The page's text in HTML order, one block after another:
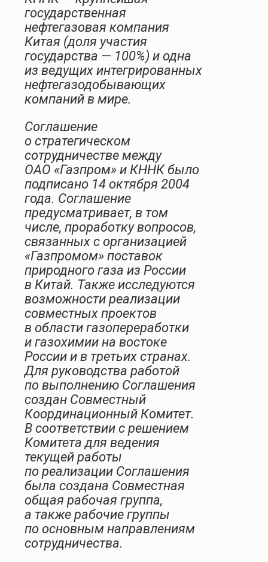
государственная
нефтегазовая компания
Китая (доля участия
государства — 100%) и одна
из ведущих интегрированных
нефтегазодобывающих
компаний в мире.
Соглашение
о стратегическом
сотрудничестве между
ОАО «Газпром» и КННК было
подписано 14 октября 2004
года. Соглашение
предусматривает, в том
числе, проработку вопросов,
связанных с организацией
«Газпромом» поставок
природного газа из России
в Китай. Также исследуются
возможности реализации
совместных проектов
в области газопереработки
и газохимии на востоке
России и в третьих странах.
Для руководства работой
по выполнению Соглашения
создан Совместный
Координационный Комитет.
В соответствии с решением
Комитета для ведения
текущей работы
по реализации Соглашения
была создана Совместная
общая рабочая группа,
а также рабочие группы
по основным направлениям
сотрудничества.